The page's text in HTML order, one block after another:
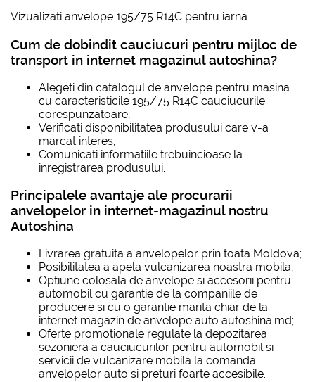
Vizualizati anvelope 195/75 R14C pentru iarna
Cum de dobindit cauciucuri pentru mijloc de
transport in internet magazinul autoshina?
Alegeti din catalogul de anvelope pentru masina
cu caracteristicile 195/75 R14C cauciucurile
corespunzatoare;
Verificati disponibilitatea produsului care v-a
marcat interes;
Comunicati informatiile trebuincioase la
inregistrarea produsului.
Principalele avantaje ale procurarii
anvelopelor in internet-magazinul nostru
Autoshina
Livrarea gratuita a anvelopelor prin toata Moldova;
Posibilitatea a apela vulcanizarea noastra mobila;
Optiune colosala de anvelope si accesorii pentru
automobil cu garantie de la companiile de
producere si cu o garantie marita chiar de la
internet magazin de anvelope auto autoshina.md;
Oferte promotionale regulate la depozitarea
sezoniera a cauciucurilor pentru automobil si
servicii de vulcanizare mobila la comanda
anvelopelor auto si preturi foarte accesibile.